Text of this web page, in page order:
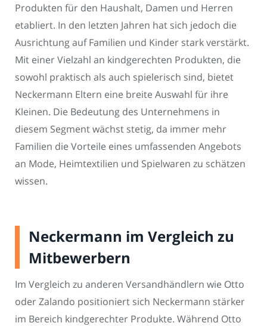
Produkten für den Haushalt, Damen und Herren
etabliert. In den letzten Jahren hat sich jedoch die
Ausrichtung auf Familien und Kinder stark verstärkt.
Mit einer Vielzahl an kindgerechten Produkten, die
sowohl praktisch als auch spielerisch sind, bietet
Neckermann Eltern eine breite Auswahl für ihre
Kleinen. Die Bedeutung des Unternehmens in
diesem Segment wächst stetig, da immer mehr
Familien die Vorteile eines umfassenden Angebots
an Mode, Heimtextilien und Spielwaren zu schätzen
wissen.
Neckermann im Vergleich zu
Mitbewerbern
Im Vergleich zu anderen Versandhändlern wie Otto
oder Zalando positioniert sich Neckermann stärker
im Bereich kindgerechter Produkte. Während Otto